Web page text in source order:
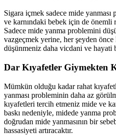
Sigara içmek sadece mide
ve karnındaki bebek için de
Sadece mide yanma problemini
vazgeçmek yerine, her şeyden önce
düşünmeniz daha vicdani ve hayati
Dar Kıyafetler Giymekten
Mümkün olduğu kadar rahat
yanması probleminin daha az
kıyafetleri tercih etmeniz mide ve
baskı nedeniyle, midede yanma
doğrudan mide yanmasının bir
hassasiyeti artıracaktır.